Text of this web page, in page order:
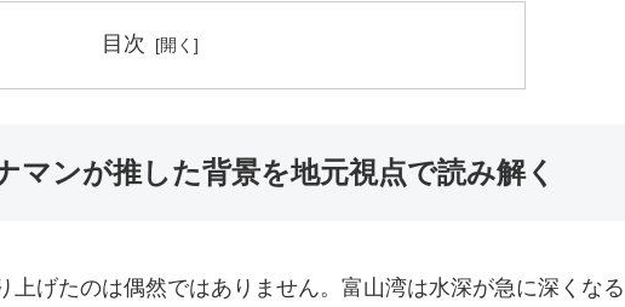
目次
マンが推した背景を地元視点で読み解く
上げたのは偶然ではありません。富山湾は水深が急に深くなる